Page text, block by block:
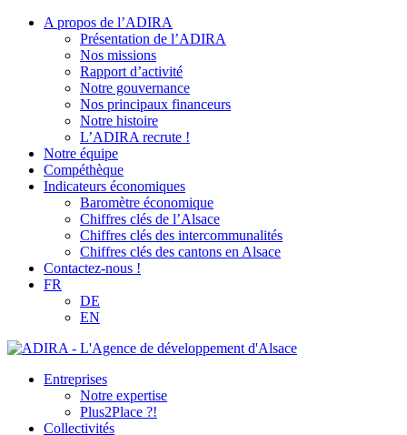
A propos de l’ADIRA
Présentation de l’ADIRA
Nos missions
Rapport d’activité
Notre gouvernance
Nos principaux financeurs
Notre histoire
L’ADIRA recrute !
Notre équipe
Compéthèque
Indicateurs économiques
Baromètre économique
Chiffres clés de l’Alsace
Chiffres clés des intercommunalités
Chiffres clés des cantons en Alsace
Contactez-nous !
FR
DE
EN
Entreprises
Notre expertise
Plus2Place ?!
Collectivités